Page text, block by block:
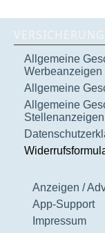
Allgemeine
Werbeanzeigen
Allgemeine
Allgemeine
Stellenanzeigen
Anzeigen /
App-Support
Impressum